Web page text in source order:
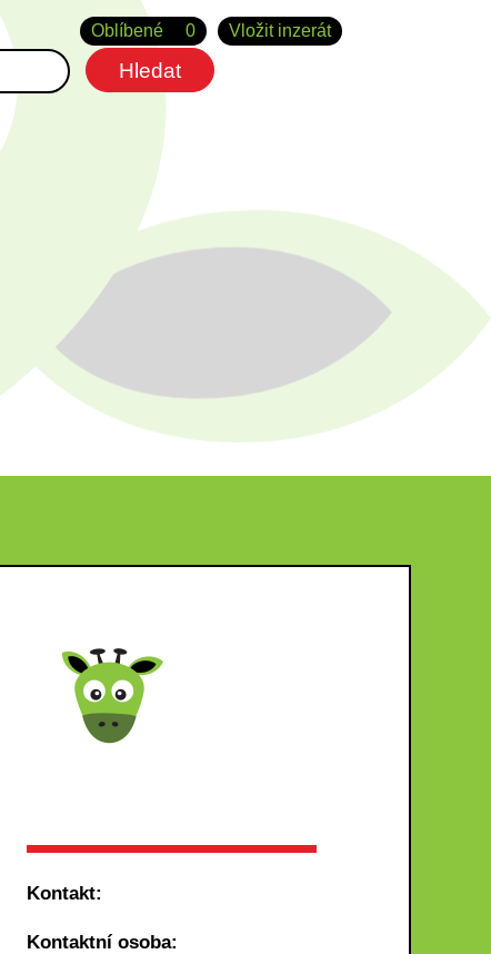
Vložit inzerát
Oblíbené 0
Kontakt:
Kontaktní osoba: